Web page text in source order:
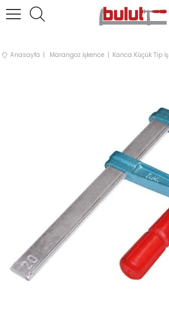
Anasayfa Marangoz İşkence Kanca Küçük Tip